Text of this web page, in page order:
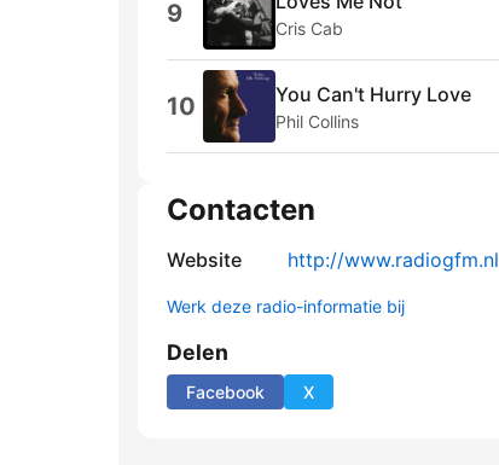
9 Cris Cab
10 You Can't Hurry Love
Phil Collins
Contacten
Website http://www.radiogfm.nl
Werk deze radio-informatie bij
Delen
Facebook X